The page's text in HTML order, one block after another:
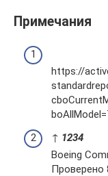
Примечания
https://
↑ 1234
Boeing
Проверено